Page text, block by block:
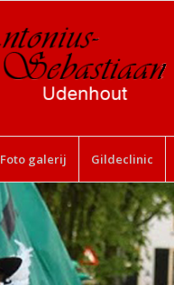
Foto galerij Gildeclinic